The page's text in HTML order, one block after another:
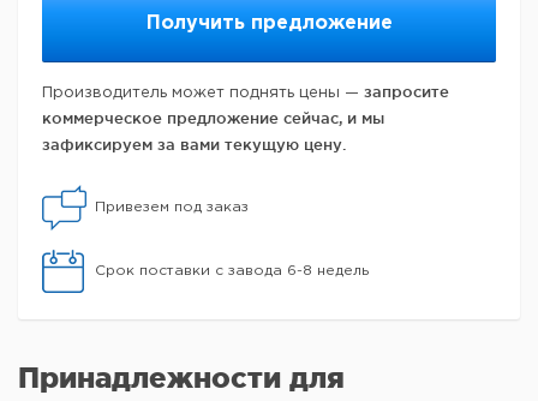
Получить предложение
Производитель может поднять цены — запросите
коммерческое предложение сейчас, и мы
зафиксируем за вами текущую цену.
Привезем под заказ
Срок поставки с завода 6-8 недель
Принадлежности для